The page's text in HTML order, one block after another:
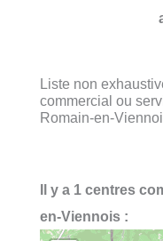
Liste non
commercial ou
Romain-en-
Il y a 1 centres
en-Viennois :